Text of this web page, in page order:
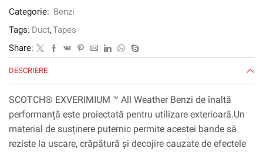
48
mm,
roll/pachet
Categorie: Benzi
Tags: Duct,Tapes
Share:
DESCRIERE
SCOTCH® EXVERIMIUM ™ All Weather Benzi de înaltă
performanță este proiectată pentru utilizare exterioară.Un
material de susținere puternic permite acestei bande să
reziste la uscare, crăpătură și decojire cauzate de efectele